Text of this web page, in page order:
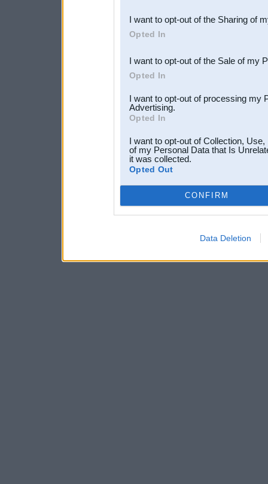
Downstream Participants
third parties.
I want to opt-out of the Sharing of
Opted In
I want to opt-out of the Sale of my
Opted In
I want to opt-out of processing my
Advertising.
Opted In
I want to opt-out of Collection,
of my Personal Data that Is
it was collected.
Opted Out
CONFIRM
Data Deletion